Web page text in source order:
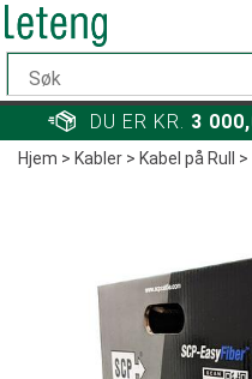
DU ER KR. 3
Hjem>Kabler>Kabel på Rull >